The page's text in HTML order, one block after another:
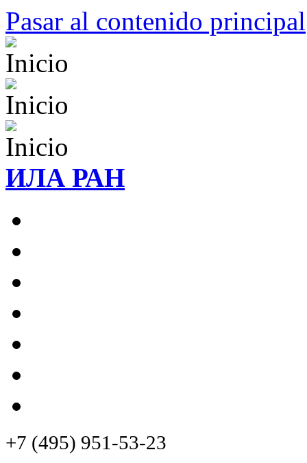
Pasar al contenido principal
ИЛА РАН
+7 (495) 951-53-23